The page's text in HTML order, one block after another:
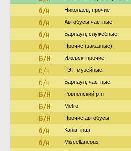
б/н Николаев, прочие
б/н Автобусы частные
б/н Барнаул, служебные
б/н Прочие (заказные)
Б/Н Ижевск: прочие
б/н ГЭТ-музейные
б/н Барнаул, частные
Б/Н Ровненский р-н
Б/Н Metro
Б/Н Прочие автобусы
б/н Канів, інші
б/н Miscellaneous